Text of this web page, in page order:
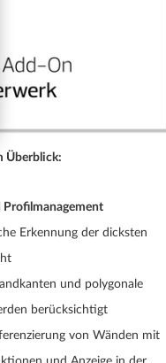
Überblick:
Profilmanagement
Erkennung der dicksten
und polygonale
berücksichtigt
von Wänden mit